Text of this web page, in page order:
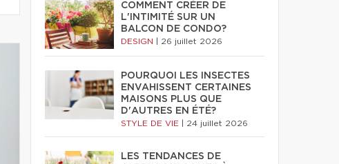
COMMENT CRÉER DE
L'INTIMITÉ SUR UN
BALCON DE CONDO?
DESIGN 26 juillet 2026
POURQUOI LES INSECTES
ENVAHISSENT CERTAINES
MAISONS PLUS QUE
D'AUTRES EN ÉTÉ?
STYLE DE VIE 24 juillet 2026
LES TENDANCES DE